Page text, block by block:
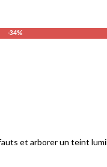
-34%
et arborer un teint